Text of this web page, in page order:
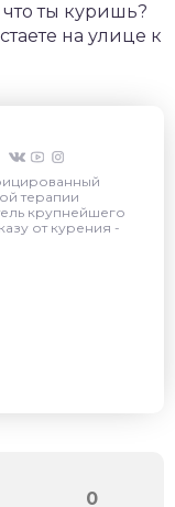
ты куришь?
на улице к
терапии
крупнейшего
от курения -
0